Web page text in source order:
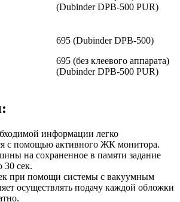
(Dubinder DPB-500 PUR)
695 (Dubinder DPB-500)
695 (без клеевого аппарата)
(Dubinder DPB-500 PUR)
информации легко
с помощью активного ЖК монитора.
на сохраненное в памяти задание
30 сек.
при помощи системы с вакуумным
осуществлять подачу каждой обложки